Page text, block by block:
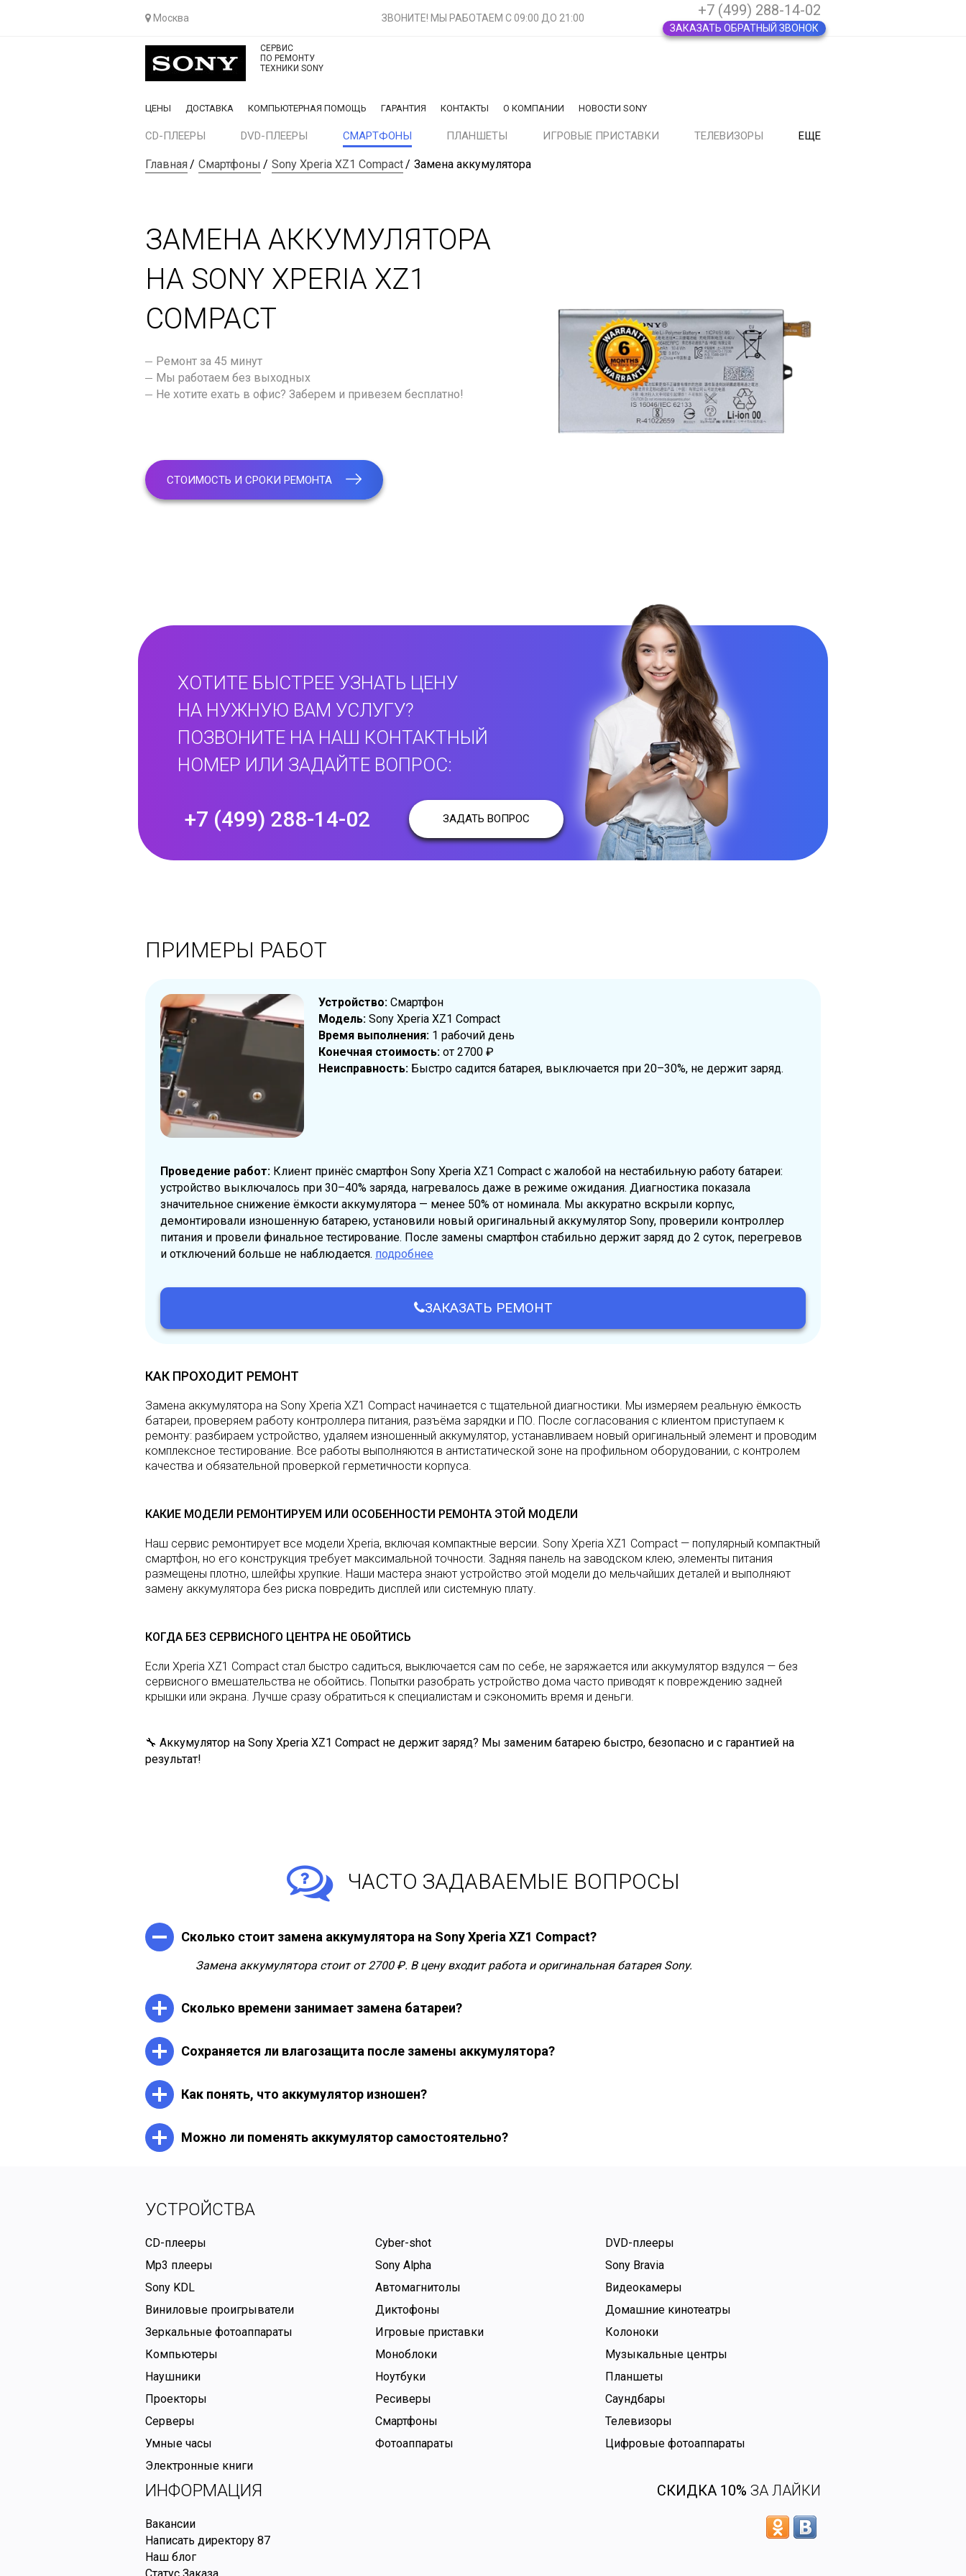
Москва ЗВОНИТЕ! МЫ РАБОТАЕМ С 09:00 ДО 21:00 +7 (499) 288-14-02
ЗАКАЗАТЬ ОБРАТНЫЙ ЗВОНОК
СЕРВИС
ПО РЕМОНТУ
ТЕХНИКИ SONY
ЦЕНЫ ДОСТАВКА КОМПЬЮТЕРНАЯ ПОМОЩЬ ГАРАНТИЯ КОНТАКТЫ О КОМПАНИИ НОВОСТИ SONY
CD-ПЛЕЕРЫ DVD-ПЛЕЕРЫ СМАРТФОНЫ ПЛАНШЕТЫ ИГРОВЫЕ ПРИСТАВКИ ТЕЛЕВИЗОРЫ ЕЩЕ
Главная Смартфоны Sony Xperia XZ1 Compact Замена аккумулятора
ЗАМЕНА АККУМУЛЯТОРА
НА SONY XPERIA XZ1
COMPACT
Ремонт за 45 минут
Мы работаем без выходных
Не хотите ехать в офис? Заберем и привезем бесплатно!
СТОИМОСТЬ И СРОКИ РЕМОНТА
ХОТИТЕ БЫСТРЕЕ УЗНАТЬ ЦЕНУ
НА НУЖНУЮ ВАМ УСЛУГУ?
ПОЗВОНИТЕ НА НАШ КОНТАКТНЫЙ
НОМЕР ИЛИ ЗАДАЙТЕ ВОПРОС:
+7 (499) 288-14-02 ЗАДАТЬ ВОПРОС
ПРИМЕРЫ РАБОТ
Устройство: Смартфон
Модель: Sony Xperia XZ1 Compact
Время выполнения: 1 рабочий день
Конечная стоимость: от 2700 ₽
Неисправность: Быстро садится батарея, выключается при 20–30%, не держит заряд.
Проведение работ: Клиент принёс смартфон Sony Xperia XZ1 Compact с жалобой на нестабильную работу батареи:
устройство выключалось при 30–40% заряда, нагревалось даже в режиме ожидания. Диагностика показала
значительное снижение ёмкости аккумулятора — менее 50% от номинала. Мы аккуратно вскрыли корпус,
демонтировали изношенную батарею, установили новый оригинальный аккумулятор Sony, проверили контроллер
питания и провели финальное тестирование. После замены смартфон стабильно держит заряд до 2 суток, перегревов
и отключений больше не наблюдается. подробнее
ЗАКАЗАТЬ РЕМОНТ
КАК ПРОХОДИТ РЕМОНТ
Замена аккумулятора на Sony Xperia XZ1 Compact начинается с тщательной диагностики. Мы измеряем реальную ёмкость
батареи, проверяем работу контроллера питания, разъёма зарядки и ПО. После согласования с клиентом приступаем к
ремонту: разбираем устройство, удаляем изношенный аккумулятор, устанавливаем новый оригинальный элемент и проводим
комплексное тестирование. Все работы выполняются в антистатической зоне на профильном оборудовании, с контролем
качества и обязательной проверкой герметичности корпуса.
КАКИЕ МОДЕЛИ РЕМОНТИРУЕМ ИЛИ ОСОБЕННОСТИ РЕМОНТА ЭТОЙ МОДЕЛИ
Наш сервис ремонтирует все модели Xperia, включая компактные версии. Sony Xperia XZ1 Compact — популярный компактный
смартфон, но его конструкция требует максимальной точности. Задняя панель на заводском клею, элементы питания
размещены плотно, шлейфы хрупкие. Наши мастера знают устройство этой модели до мельчайших деталей и выполняют
замену аккумулятора без риска повредить дисплей или системную плату.
КОГДА БЕЗ СЕРВИСНОГО ЦЕНТРА НЕ ОБОЙТИСЬ
Если Xperia XZ1 Compact стал быстро садиться, выключается сам по себе, не заряжается или аккумулятор вздулся — без
сервисного вмешательства не обойтись. Попытки разобрать устройство дома часто приводят к повреждению задней
крышки или экрана. Лучше сразу обратиться к специалистам и сэкономить время и деньги.
🔧 Аккумулятор на Sony Xperia XZ1 Compact не держит заряд? Мы заменим батарею быстро, безопасно и с гарантией на
результат!
ЧАСТО ЗАДАВАЕМЫЕ ВОПРОСЫ
Сколько стоит замена аккумулятора на Sony Xperia XZ1 Compact?
Замена аккумулятора стоит от 2700 ₽. В цену входит работа и оригинальная батарея Sony.
Сколько времени занимает замена батареи?
Сохраняется ли влагозащита после замены аккумулятора?
официальная IP-защита может быть утрачена.
Как понять, что аккумулятор изношен?
Можно ли поменять аккумулятор самостоятельно?
УСТРОЙСТВА
CD-плееры Cyber-shot
DVD-плееры
Mp3 плееры
Sony Alpha
Sony Bravia
Sony KDL
Автомагнитолы
Видеокамеры
Виниловые проигрыватели
Диктофоны
Домашние кинотеатры
Зеркальные фотоаппараты
Игровые приставки
Колоноки
Компьютеры
Моноблоки
Музыкальные центры
Наушники
Ноутбуки
Планшеты
Проекторы
Ресиверы
Саундбары
Серверы
Смартфоны
Телевизоры
Умные часы
Фотоаппараты
Цифровые фотоаппараты
Электронные книги
ИНФОРМАЦИЯ
Вакансии
Написать директору 87
Наш блог
СКИДКА 10% ЗА ЛАЙКИ